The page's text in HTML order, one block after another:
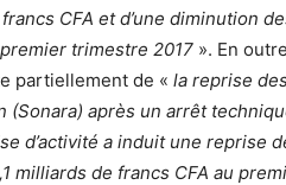
CFA et d’une diminution
trimestre 2017 ». En
partiellement de « la reprise
(Sonara) après un arrêt
d’activité a induit une reprise
milliards de francs CFA au